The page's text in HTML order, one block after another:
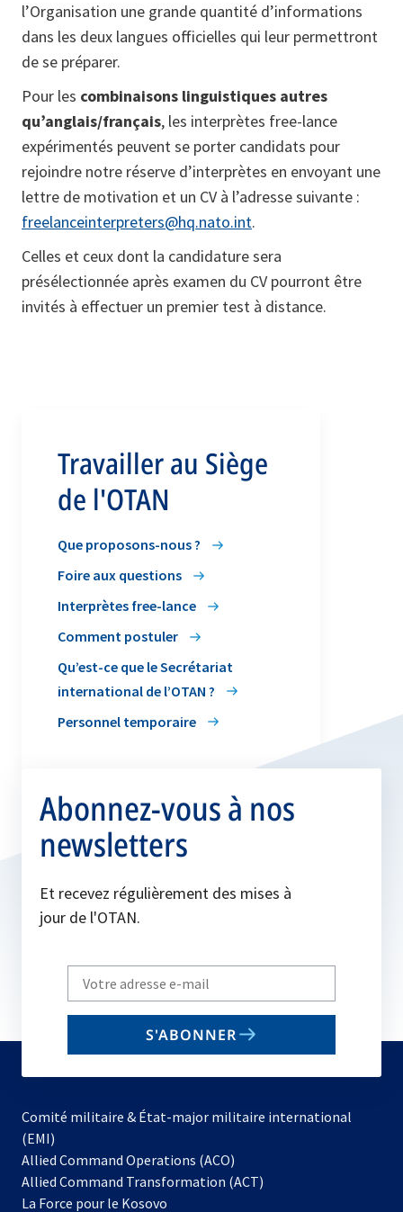
l’Organisation une grande quantité d’informations
dans les deux langues officielles qui leur permettront
de se préparer.
Pour les combinaisons linguistiques autres
qu’anglais/français, les interprètes free-lance
expérimentés peuvent se porter candidats pour
rejoindre notre réserve d’interprètes en envoyant une
lettre de motivation et un CV à l’adresse suivante :
freelanceinterpreters@hq.nato.int.
Celles et ceux dont la candidature sera
présélectionnée après examen du CV pourront être
invités à effectuer un premier test à distance.
Travailler au Siège
de l'OTAN
Que proposons-nous ?
Foire aux questions
Interprètes free-lance
Comment postuler
Qu’est-ce que le Secrétariat
international de l’OTAN ?
Personnel temporaire
Abonnez-vous à nos
newsletters
Et recevez régulièrement des mises à
jour de l'OTAN.
Write
your
email
S'ABONNER
Comité militaire & État-major militaire international
(EMI)
Allied Command Operations (ACO)
Allied Command Transformation (ACT)
La Force pour le Kosovo